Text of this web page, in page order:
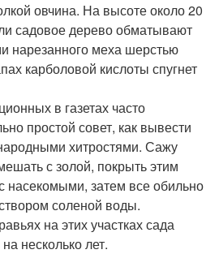
овчина. На высоте около 20
садовое дерево обматывают
нарезанного меха шерстью
карболовой кислоты спугнет
в газетах часто
простой совет, как вывести
хитростями. Сажу
с золой, покрыть этим
насекомыми, затем все обильно
соленой воды.
на этих участках сада
несколько лет.